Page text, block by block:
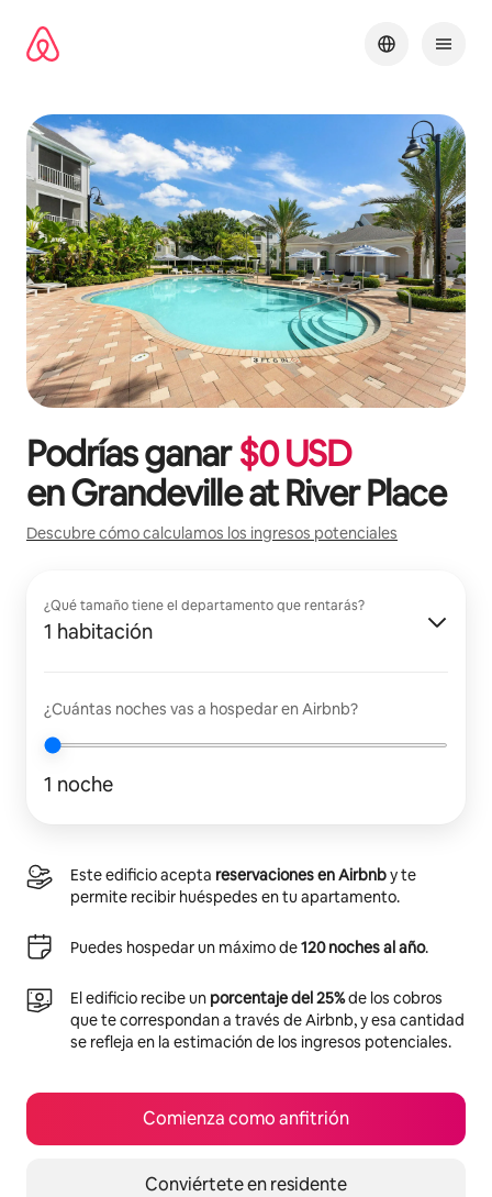
contenido
Podrías ganar$0USD
enGrandeville at River Place
Descubre cómo calculamos los ingresos potenciales
¿Qué tamaño tiene el departamento que rentarás?
1 habitación
¿Cuántas noches vas a hospedar en Airbnb?
1 noche
Este edificio acepta reservaciones en Airbnby te
permite recibir huéspedes en tu apartamento.
Puedes hospedar un máximo de120 noches al año.
El edificio recibe un porcentaje del 25%de los cobros
que te correspondan a través de Airbnb, y esa cantidad
se refleja en la estimación de los ingresos potenciales.
Comienza como anfitrión
Conviértete en residente